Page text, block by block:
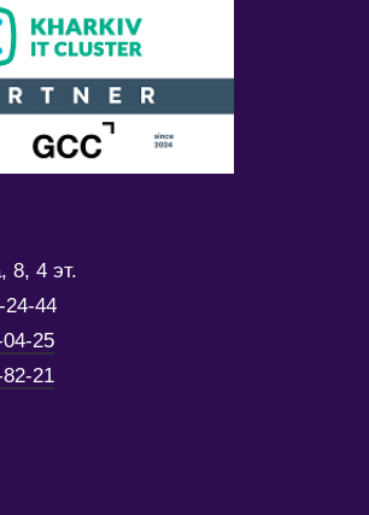
8, 4 эт.
24-44
25
21